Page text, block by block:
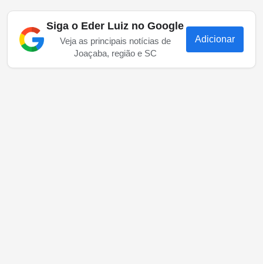
Siga o Eder Luiz no Google
Veja as principais notícias de
Joaçaba, região e SC
Adicionar